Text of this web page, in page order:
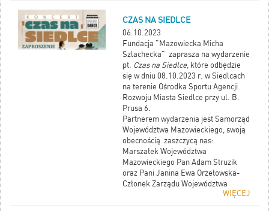
CZAS NA SIEDLCE
06.10.2023
Fundacja "Mazowiecka Micha
Szlachecka" zaprasza na wydarzenie
pt. Czas na Siedlce, które odbędzie
się w dniu 08.10.2023 r. w Siedlcach
na terenie Ośrodka Sportu Agencji
Rozwoju Miasta Siedlce przy ul. B.
Prusa 6.
Partnerem wydarzenia jest Samorząd
Województwa Mazowieckiego, swoją
obecnością zaszczycą nas:
Marszałek Województwa
Mazowieckiego Pan Adam Struzik
oraz Pani Janina Ewa Orzełowska-
Członek Zarządu Województwa
WIĘCEJ